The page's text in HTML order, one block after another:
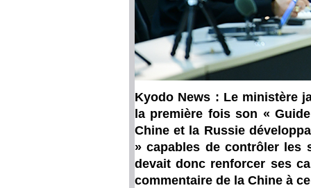
Kyodo News : Le ministère
la première fois son «
Chine et la Russie
» capables de contrôler les
devait donc renforcer ses
commentaire de la Chine à